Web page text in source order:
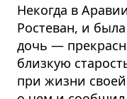
Некогда в
Ростеван, и
дочь —
близкую
при жизни своей